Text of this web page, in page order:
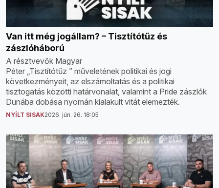
Van itt még jogállam? – Tisztítótűz és
zászlóháború
A résztvevők Magyar
Péter „Tisztítótűz ” műveletének politikai és jogi
következményeit, az elszámoltatás és a politikai
tisztogatás közötti határvonalat, valamint a Pride zászlók
Dunába dobása nyomán kialakult vitát elemezték.
NYÍLT SISAK2026. jún. 26. 18:05